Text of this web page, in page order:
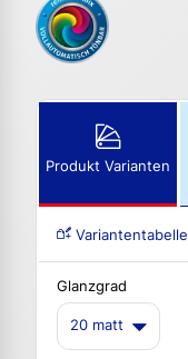
Produkt Varianten
Variantentabelle
Glanzgrad
20 matt